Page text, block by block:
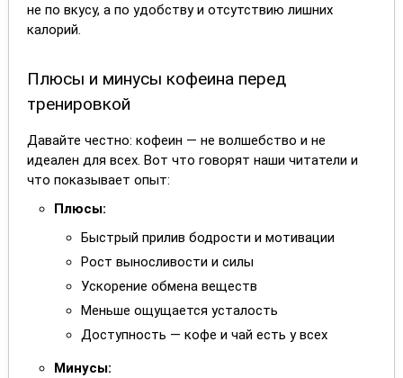
не по вкусу, а по удобству и отсутствию лишних
калорий.
Плюсы и минусы кофеина перед
тренировкой
Давайте честно: кофеин — не волшебство и не
идеален для всех. Вот что говорят наши читатели и
что показывает опыт:
Плюсы:
Быстрый прилив бодрости и мотивации
Рост выносливости и силы
Ускорение обмена веществ
Меньше ощущается усталость
Доступность — кофе и чай есть у всех
Минусы: